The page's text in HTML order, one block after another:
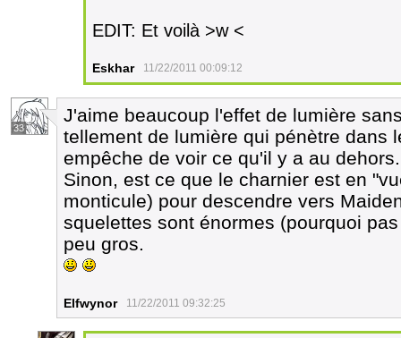
EDIT: Et voilà >w <
Eskhar 11/22/2011 00:09:12
33
J'aime beaucoup l'effet de lumière
tellement de lumière qui pénètre dans
empêche de voir ce qu'il y a au dehors.
Sinon, est ce que le charnier est en
monticule) pour descendre vers
squelettes sont énormes (pourquoi
peu gros.
Elfwynor 11/22/2011 09:32:25